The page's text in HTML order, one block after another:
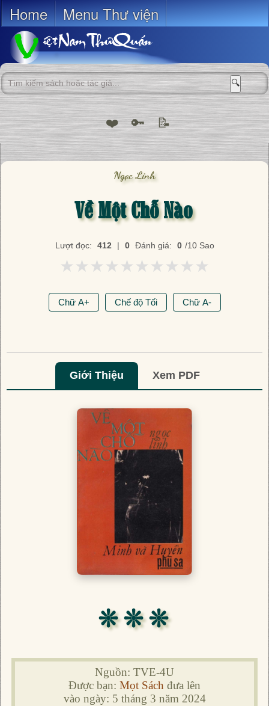
Home Menu Thư viện
🔍
❤️ 🔑 📝
Ngọc Linh
Về Một Chỗ Nào
Lượt đọc: 412 | 0 Đánh giá: 0 /10 Sao
★★★★★★★★★★
★★★★★★★★★★
Chữ A+ Chế độ Tối Chữ A-
Giới Thiệu Xem PDF
❊ ❊ ❊
Nguồn: TVE-4U
Được bạn: Mọt Sách đưa lên
vào ngày: 5 tháng 3 năm 2024